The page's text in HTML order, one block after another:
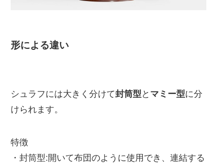
形による違い
シュラフには大きく分けて封筒型 と マミー型に分
けられます。
特徴
・封筒型:開いて布団のように使用でき、連結する